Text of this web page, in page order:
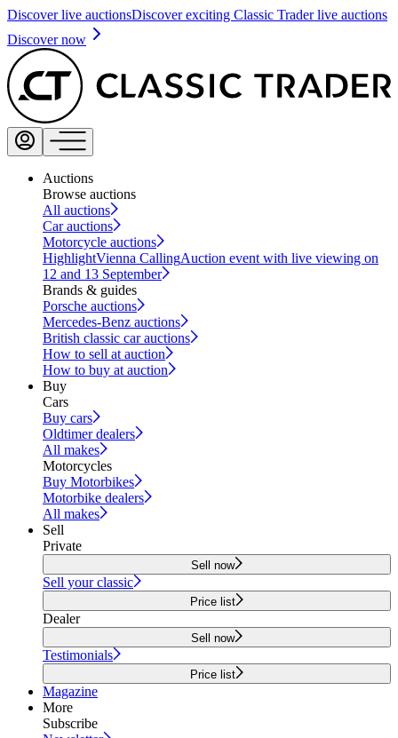
Discover live auctionsDiscover exciting Classic Trader live auctions
Discover now
Auctions
Browse auctions
All auctions
Car auctions
Motorcycle auctions
HighlightVienna CallingAuction event with live viewing on
12 and 13 September
Brands & guides
Porsche auctions
Mercedes-Benz auctions
British classic car auctions
How to sell at auction
How to buy at auction
Buy
Cars
Buy cars
Oldtimer dealers
All makes
Motorcycles
Buy Motorbikes
Motorbike dealers
All makes
Sell
Private
Sell now
Sell your classic
Price list
Dealer
Sell now
Testimonials
Price list
Magazine
More
Subscribe